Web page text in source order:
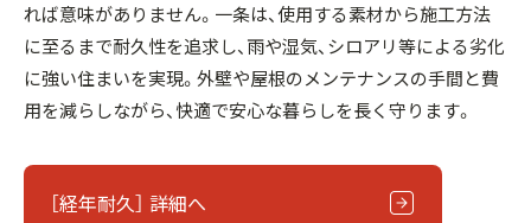
れば意味がありません。一条は、使用する素材から施工方法
に至るまで耐久性を追求し、雨や湿気、シロアリ等による劣化
に強い住まいを実現。外壁や屋根のメンテナンスの手間と費
用を減らしながら、快適で安心な暮らしを長く守ります。
［経年耐久］ 詳細へ